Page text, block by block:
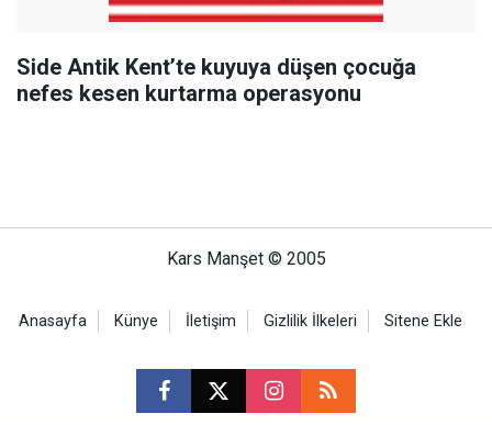
Side Antik Kent’te kuyuya düşen çocuğa
nefes kesen kurtarma operasyonu
Kars Manşet © 2005
Anasayfa Künye İletişim Gizlilik İlkeleri Sitene Ekle